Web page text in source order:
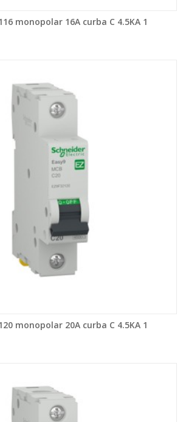
monopolar 16A curba C 4.5KA 1
monopolar 20A curba C 4.5KA 1